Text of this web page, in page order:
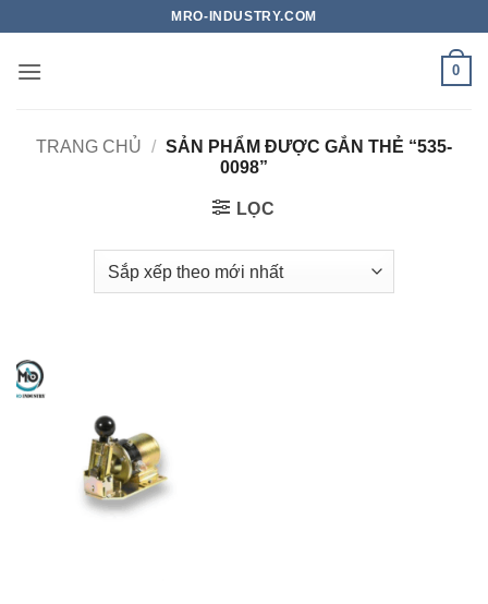
nội
MRO-INDUSTRY.COM
0
TRANG CHỦ / SẢN PHẨM ĐƯỢC GẮN THẺ “535-
0098”
LỌC